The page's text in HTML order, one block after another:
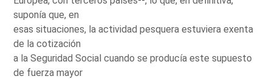
suponía que, en
esas situaciones, la actividad pesquera estuviera exenta
de la cotización
a la Seguridad Social cuando se producía este supuesto
de fuerza mayor